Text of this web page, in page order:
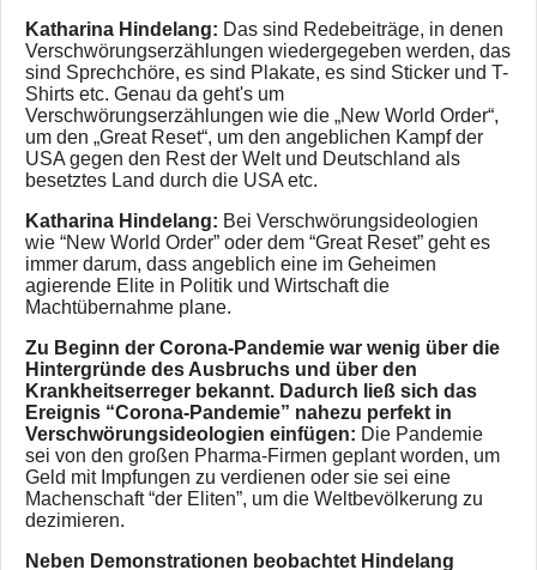
Katharina Hindelang: Das sind Redebeiträge, in denen
Verschwörungserzählungen wiedergegeben werden, das
sind Sprechchöre, es sind Plakate, es sind Sticker und T-
Shirts etc. Genau da geht's um
Verschwörungserzählungen wie die „New World Order“,
um den „Great Reset“, um den angeblichen Kampf der
USA gegen den Rest der Welt und Deutschland als
besetztes Land durch die USA etc.
Katharina Hindelang: Bei Verschwörungsideologien
wie “New World Order” oder dem “Great Reset” geht es
immer darum, dass angeblich eine im Geheimen
agierende Elite in Politik und Wirtschaft die
Machtübernahme plane.
Zu Beginn der Corona-Pandemie war wenig über die
Hintergründe des Ausbruchs und über den
Krankheitserreger bekannt. Dadurch ließ sich das
Ereignis “Corona-Pandemie” nahezu perfekt in
Verschwörungsideologien einfügen: Die Pandemie
sei von den großen Pharma-Firmen geplant worden, um
Geld mit Impfungen zu verdienen oder sie sei eine
Machenschaft “der Eliten”, um die Weltbevölkerung zu
dezimieren.
Neben Demonstrationen beobachtet Hindelang